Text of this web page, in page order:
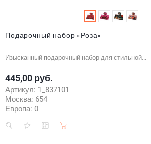
Подарочный набор «Роза»
Изысканный подарочный набор для стильной...
Цена
445,00 руб.
Артикул: 1_837101
Москва: 654
Европа: 0